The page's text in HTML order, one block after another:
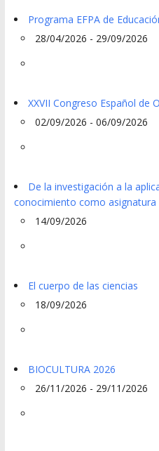
Programa EFPA de
28/04/2026 - 29/09/2026
XXVII Congreso Español de
02/09/2026 - 06/09/2026
De la investigación a la
conocimiento como asignatura
14/09/2026
El cuerpo de las ciencias
18/09/2026
BIOCULTURA 2026
26/11/2026 - 29/11/2026